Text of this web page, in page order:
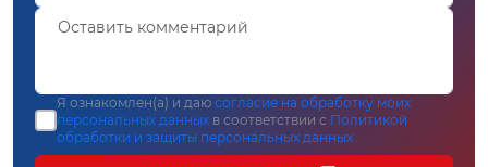
Я ознакомлен(а) и даю согласие на обработку моих
персональных данных в соответствии с Политикой
обработки и защиты персональных данных